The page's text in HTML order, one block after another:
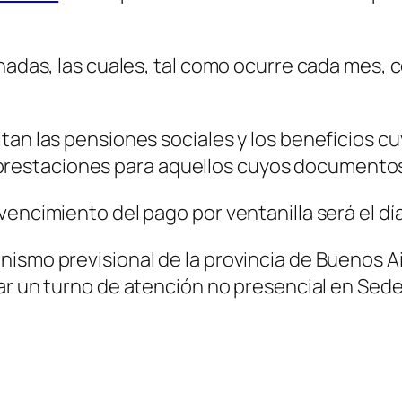
las cuales, tal como ocurre cada
las pensiones sociales y los beneficios
para aquellos cuyos
del pago por ventanilla será el
previsional de la provincia de Buenos
un turno de atención no presencial en